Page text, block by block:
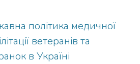
політика медичної
ветеранів та
в Україні